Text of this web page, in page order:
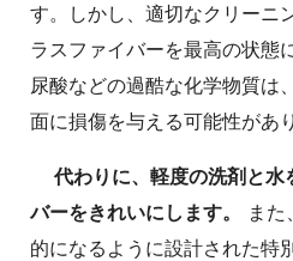
す。しかし、適切なクリーニ
ラスファイバーを最高の状態
尿酸などの過酷な化学物質は
面に損傷を与える可能性があ
代わりに、軽度の洗剤と水
バーをきれいにします。
ま
的になるように設計された特